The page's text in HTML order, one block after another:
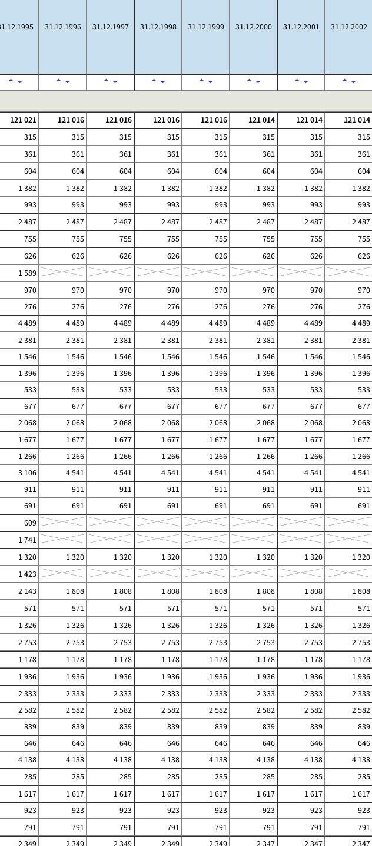
31.12.1996 31.12.1997 31.12.1998 31.12.1999 31.12.2000 31.12.2001 31.12.2002
121 021 121 016 121 016 121 016 121 016 121 014 121 014
121 014
315 315 315 315 315 315 315
315
361 361 361 361 361 361 361
361
604 604 604 604 604 604 604
604
1 382 1 382 1 382 1 382 1 382 1 382 1 382
1 382
993 993 993 993 993 993 993
993
2 487 2 487 2 487 2 487 2 487 2 487 2 487
2 487
755 755 755 755 755 755 755
755
626 626 626 626 626 626 626
626
1 589
970 970 970 970 970 970 970
970
276 276 276 276 276 276 276
276
4 489 4 489 4 489 4 489 4 489 4 489 4 489
4 489
2 381 2 381 2 381 2 381 2 381 2 381 2 381
2 381
1 546 1 546 1 546 1 546 1 546 1 546 1 546
1 546
1 396 1 396 1 396 1 396 1 396 1 396 1 396
1 396
533 533 533 533 533 533 533
533
677 677 677 677 677 677 677
677
2 068 2 068 2 068 2 068 2 068 2 068 2 068
2 068
1 677 1 677 1 677 1 677 1 677 1 677 1 677
1 677
1 266 1 266 1 266 1 266 1 266 1 266 1 266
1 266
3 106 4 541 4 541 4 541 4 541 4 541 4 541
4 541
911 911 911 911 911 911 911
911
691 691 691 691 691 691 691
691
609
1 741
1 320 1 320 1 320 1 320 1 320 1 320 1 320
1 320
1 423
2 143 1 808 1 808 1 808 1 808 1 808 1 808
1 808
571 571 571 571 571 571 571
571
1 326 1 326 1 326 1 326 1 326 1 326 1 326
1 326
2 753 2 753 2 753 2 753 2 753 2 753 2 753
2 753
1 178 1 178 1 178 1 178 1 178 1 178 1 178
1 178
1 936 1 936 1 936 1 936 1 936 1 936 1 936
1 936
2 333 2 333 2 333 2 333 2 333 2 333 2 333
2 333
2 582 2 582 2 582 2 582 2 582 2 582 2 582
2 582
839 839 839 839 839 839 839
839
646 646 646 646 646 646 646
646
4 138 4 138 4 138 4 138 4 138 4 138 4 138
4 138
285 285 285 285 285 285 285
285
1 617 1 617 1 617 1 617 1 617 1 617 1 617
1 617
923 923 923 923 923 923 923
923
791 791 791 791 791 791 791
791